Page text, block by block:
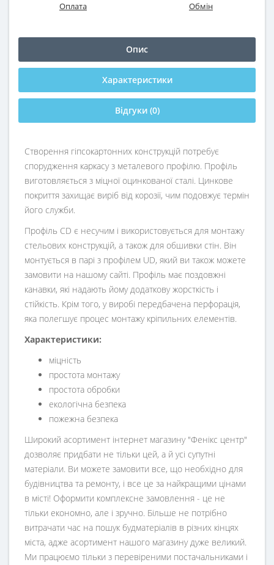
Оплата Обмін
Опис
Характеристики
Відгуки (0)
Створення гіпсокартонних конструкцій потребує
спорудження каркасу з металевого профілю. Профіль
виготовляється з міцної оцинкованої сталі. Цинкове
покриття захищає виріб від корозії, чим подовжує термін
його служби.
Профіль CD є несучим і використовується для монтажу
стельових конструкцій, а також для обшивки стін. Він
монтується в парі з профілем UD, який ви також можете
замовити на нашому сайті. Профіль має поздовжні
канавки, які надають йому додаткову жорсткість і
стійкість. Крім того, у виробі передбачена перфорація,
яка полегшує процес монтажу кріпильних елементів.
Характеристики:
міцність
простота монтажу
простота обробки
екологічна безпека
пожежна безпека
Широкий асортимент інтернет магазину "Фенікс центр"
дозволяє придбати не тільки цей, а й усі супутні
матеріали. Ви можете замовити все, що необхідно для
будівництва та ремонту, і все це за найкращими цінами
в місті! Оформити комплексне замовлення - це не
тільки економно, але і зручно. Більше не потрібно
витрачати час на пошук будматеріалів в різних кінцях
міста, адже асортимент нашого магазину дуже великий.
Ми працюємо тільки з перевіреними постачальниками і